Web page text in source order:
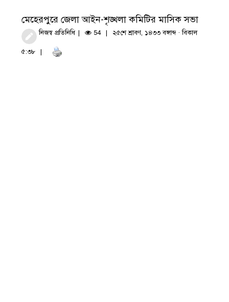
মেহেরপুরে জেলা আইন-শৃঙ্খলা কমিটির মাসিক সভা
নিজস্ব প্রতিনিধি 54 ২৫শে শ্রাবণ, ১৪৩৩ বঙ্গাব্দ · বিকাল
৫:৩৮